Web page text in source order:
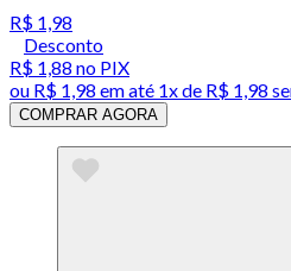
R$ 1,98
Desconto
R$ 1,88 no PIX
ou R$ 1,98 em até 1x de R$ 1,98
COMPRAR AGORA